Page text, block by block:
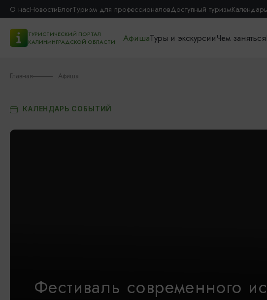
О насНовостиБлогТуризм для профессионаловДоступный туризм
ТУРИСТИЧЕСКИЙ ПОРТАЛ
КАЛИНИНГРАДСКОЙ ОБЛАСТИ
АфишаТуры и экскурсииЧем заняться
Главная Афиша
КАЛЕНДАРЬ СОБЫТИЙ
Фестиваль современного